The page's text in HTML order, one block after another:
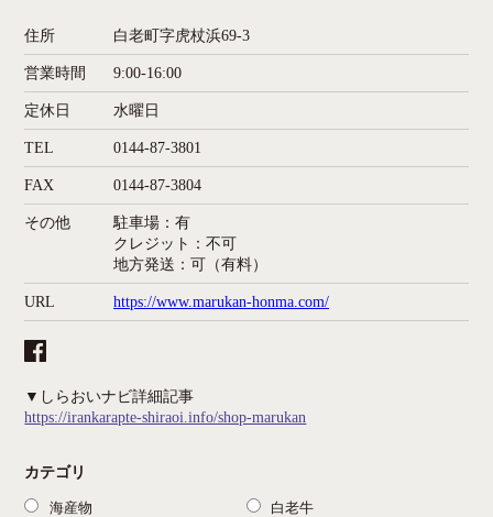
カテゴリ
海産物
白老牛
住所 白老町字虎杖浜69-3
営業時間 9:00-16:00
定休日 水曜日
TEL 0144-87-3801
FAX 0144-87-3804
その他
駐車場：有
クレジット：不可
地方発送：可（有料）
URL https://www.marukan-honma.com/
▼しらおいナビ詳細記事
https://irankarapte-shiraoi.info/shop-marukan